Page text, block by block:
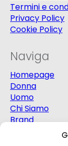
Termini e
Privacy Policy
Cookie Policy
Naviga
Homepage
Donna
Uomo
Chi Siamo
Brand